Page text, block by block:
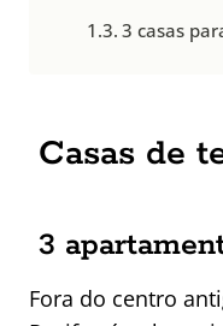
3 casas
Casas de
3
Fora do centro